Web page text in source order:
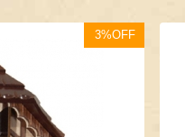
3%OFF